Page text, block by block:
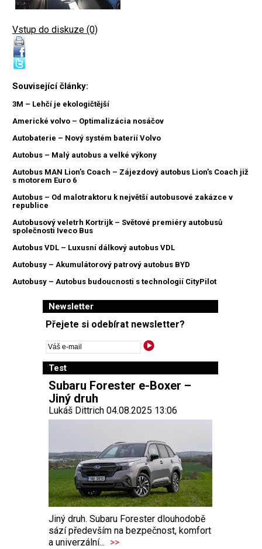
Vstup do diskuze (0)
Související články:
3M – Lehčí je ekologičtější
Americké volvo – Optimalizácia nosáčov
Autobaterie – Nový systém baterií Volvo
Autobus – Malý autobus a velké výkony
Autobus MAN Lion’s Coach – Zájezdový autobus Lion’s Coach již
s motorem Euro 6
Autobus – Od malotraktoru k největší autobusové zakázce v
republice
Autobusový veletrh Kortrijk – Světové premiéry autobusů
společnosti Iveco Bus
Autobus VDL – Luxusní dálkový autobus VDL
Autobusy – Akumulátorový patrový autobus BYD
Autobusy – Autobus budoucnosti s technologií CityPilot
Newsletter
Přejete si odebírat newsletter?
Test
Subaru Forester e-Boxer –
Jiný druh
Lukáš Dittrich 04.08.2025 13:06
Jiný druh. Subaru Forester dlouhodobě
sází především na bezpečnost, komfort
a univerzální... >>